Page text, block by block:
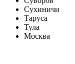
Сухиничи
Таруса
Тула
Москва